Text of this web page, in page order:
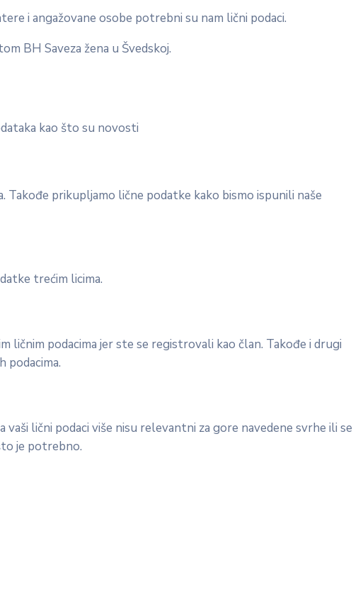
i angažovane osobe potrebni su nam lični podaci.
BH Saveza žena u Švedskoj.
kao što su novosti
prikupljamo lične podatke kako bismo ispunili naše
trećim licima.
ličnim podacima jer ste se registrovali kao član. Takođe i drugi
podacima.
lični podaci više nisu relevantni za gore navedene svrhe ili se
je potrebno.